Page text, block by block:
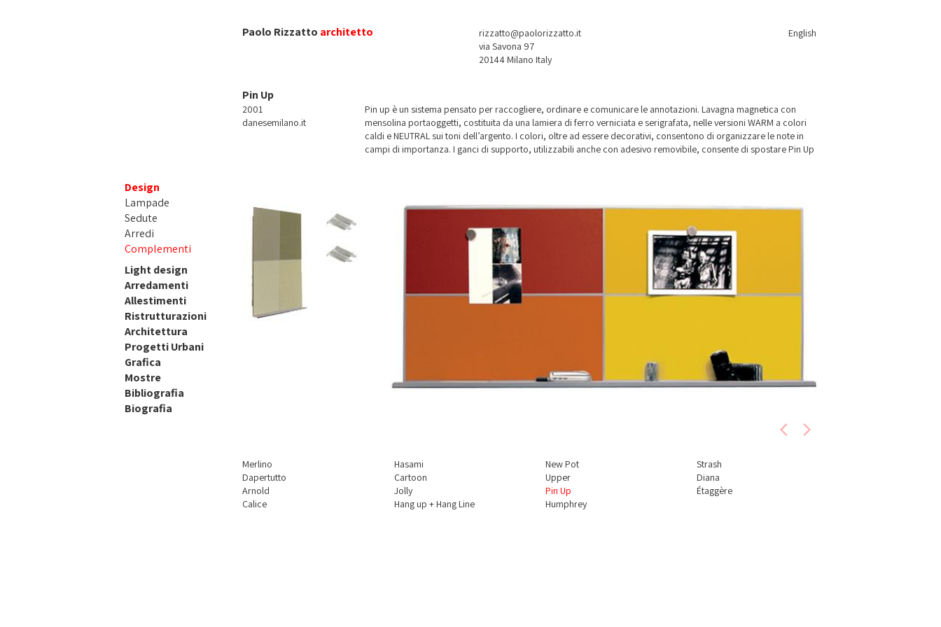
Paolo Rizzatto architetto
rizzatto@paolorizzatto.it
via Savona 97
20144 Milano Italy
English
Pin Up
2001
danesemilano.it
Pin up è un sistema pensato per raccogliere, ordinare e comunicare le annotazioni. Lavagna magnetica con
mensolina portaoggetti, costituita da una lamiera di ferro verniciata e serigrafata, nelle versioni WARM a colori
caldi e NEUTRAL sui toni dell’argento. I colori, oltre ad essere decorativi, consentono di organizzare le note in
campi di importanza. I ganci di supporto, utilizzabili anche con adesivo removibile, consente di spostare Pin Up
Design
Lampade
Sedute
Arredi
Complementi
Light design
Arredamenti
Allestimenti
Ristrutturazioni
Architettura
Progetti Urbani
Grafica
Mostre
Bibliografia
Biografia
Merlino
Dapertutto
Arnold
Calice
Hasami
Cartoon
Jolly
Hang up + Hang Line
New Pot
Upper
Pin Up
Humphrey
Strash
Diana
Étaggère